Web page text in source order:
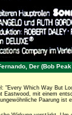
Der (Bob Peak
"Every Which Way But
mit einem
Paarung ist